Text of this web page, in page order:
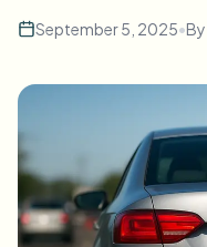
September 5, 2025•By